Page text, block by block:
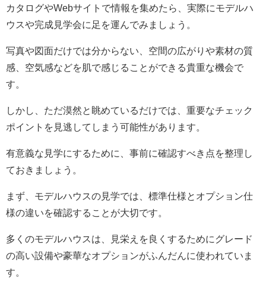
カタログやWebサイトで情報を集めたら、実際にモデルハ
ウスや完成見学会に足を運んでみましょう。
写真や図面だけでは分からない、空間の広がりや素材の質
感、空気感などを肌で感じることができる貴重な機会で
す。
しかし、ただ漠然と眺めているだけでは、重要なチェック
ポイントを見逃してしまう可能性があります。
有意義な見学にするために、事前に確認すべき点を整理し
ておきましょう。
まず、モデルハウスの見学では、標準仕様とオプション仕
様の違いを確認することが大切です。
多くのモデルハウスは、見栄えを良くするためにグレード
の高い設備や豪華なオプションがふんだんに使われていま
す。